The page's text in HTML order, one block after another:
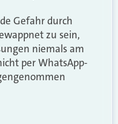
Gefahr durch
zu sein,
niemals am
per WhatsApp-